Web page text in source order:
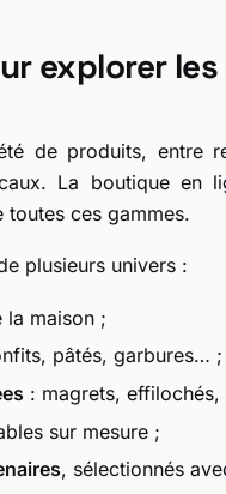
explorer
de produits, entre
La boutique en
ces gammes.
plusieurs univers :
maison ;
pâtés, garbures… ;
: magrets,
sur mesure ;
, sélectionnés